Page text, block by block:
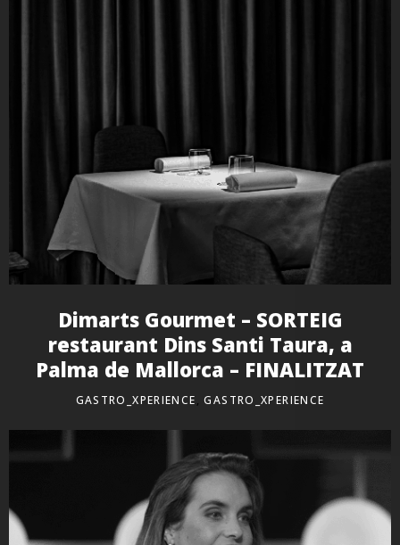
Dimarts Gourmet – SORTEIG
restaurant Dins Santi Taura, a
Palma de Mallorca – FINALITZAT
GASTRO_XPERIENCE,GASTRO_XPERIENCE